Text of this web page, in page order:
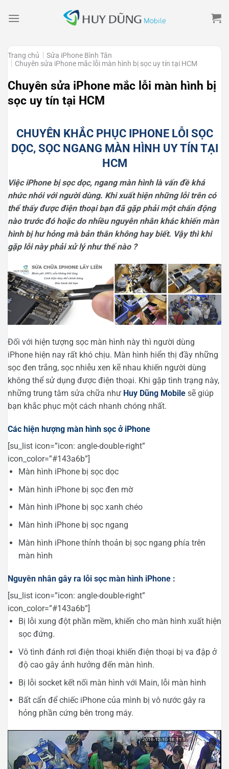
Trang chủ
Sửa iPhone Bình Tân
Chuyên sửa iPhone mắc lỗi màn hình bị sọc uy tín tại HCM
Chuyên sửa iPhone mắc lỗi màn hình bị
sọc uy tín tại HCM
CHUYÊN KHẮC PHỤC IPHONE LỖI SỌC
DỌC, SỌC NGANG MÀN HÌNH UY TÍN TẠI
HCM
Việc iPhone bị sọc dọc, ngang màn hình là vấn đề khá
nhức nhói với người dùng. Khi xuất hiện những lỗi trên có
thể thấy được điện thoại bạn đã gặp phải một chấn động
nào trước đó hoặc do nhiều nguyên nhân khác khiến màn
hình bị hư hỏng mà bản thân không hay biết. Vậy thì khi
gặp lỗi này phải xử lý như thế nào ?
Đối với hiện tượng sọc màn hình này thì người dùng
iPhone hiện nay rất khó chịu. Màn hình hiển thị đầy những
sọc đen trắng, sọc nhiễu xen kẽ nhau khiến người dùng
không thể sử dụng được điện thoại. Khi gặp tình trạng này,
những trung tâm sửa chữa như Huy Dũng Mobile sẽ giúp
bạn khắc phục một cách nhanh chóng nhất.
Các hiện hượng màn hình sọc ở iPhone
[su_list icon=”icon: angle-double-right”
icon_color=”#143a6b”]
Màn hình iPhone bị sọc dọc
Màn hình iPhone bị sọc đen mờ
Màn hình iPhone bị sọc xanh chéo
Màn hình iPhone bị sọc ngang
Màn hình iPhone thỉnh thoản bị sọc ngang phía trên
màn hình
Nguyên nhân gây ra lỗi sọc màn hình iPhone :
[su_list icon=”icon: angle-double-right”
icon_color=”#143a6b”]
Bị lỗi xung đột phần mềm, khiến cho màn hình xuất hiện
sọc đứng.
Vô tình đánh rơi điện thoại khiến điện thoại bị va đập ở
độ cao gây ảnh hưởng đến màn hình.
Bị lỗi socket kết nối màn hình với Main, lỗi màn hình
Bất cẩn để chiếc iPhone của mình bị vô nước gây ra
hỏng phần cứng bên trong máy.